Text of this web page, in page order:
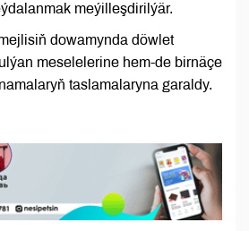
meýilleşdirilýär.
dowamynda döwlet
meselelerine hem-de birnäçe
taslamalaryna garaldy.